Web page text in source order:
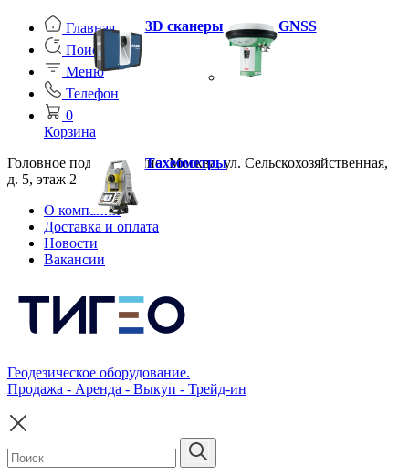
Главная
Поиск
Меню
Телефон
0
Корзина
Головное подразделение: Москва, ул. Сельскохозяйственная,
д. 5, этаж 2
О компании
Доставка и оплата
Новости
Вакансии
Геодезическое оборудование.
Продажа - Аренда - Выкуп - Трейд-ин
3D сканеры GNSS
Тахеометры